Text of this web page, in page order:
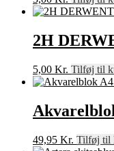
2H
5,00 Kr. Tilføj til
49,95 Kr. Tilføj til